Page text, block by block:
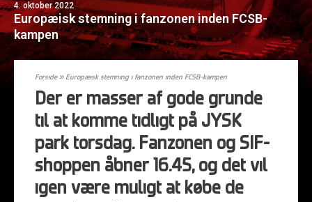
4. oktober 2022
Europæisk stemning i fanzonen inden FCSB-
kampen
Forside»Europæisk stemning i fanzonen inden FCSB-kampen
Der er masser af gode grunde
til at komme tidligt på JYSK
park torsdag. Fanzonen og SIF-
shoppen åbner 16.45, og det vil
igen være muligt at købe de